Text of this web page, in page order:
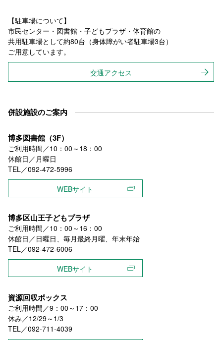
【駐車場について】
市民センター・図書館・子どもプラザ・体育館の
共用駐車場として約80台（身体障がい者駐車場3台）
ご用意しています。
交通アクセス
併設施設のご案内
博多図書館（3F）
ご利用時間／10：00～18：00
休館日／月曜日
TEL／092-472-5996
WEBサイト
博多区山王子どもプラザ
ご利用時間／10：00～16：00
休館日／日曜日、毎月最終月曜、年末年始
TEL／092-472-6006
WEBサイト
資源回収ボックス
ご利用時間／9：00～17：00
休み／12/29～1/3
TEL／092-711-4039